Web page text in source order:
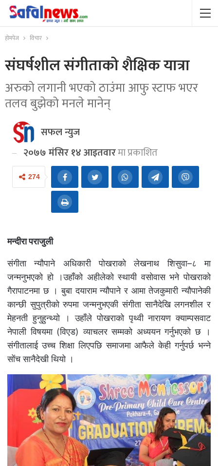
होमपेज विचार
संघर्षशील संगीताको शैक्षिक यात्रा
अरुको लगानी भएको ठाउंमा आफु स्टाफ भएर
तलव बुझेको मनले मानेन्
सफल न्युज
२०७७ मंसिर १४ आइतवारमा प्रकाशित
274
मन्दीरा पराजुली
संगीता न्यौपाने अधिकारी पोखराको लेखनाथ शिसुवा–८ मा
जन्मनुभएको हो ।उहाँको अहीलेको स्थायी वसोवास भने पोखराको
गैरापाटनमा छ । बुबा दयाराम न्यौपाने र आमा तेजकुमारी न्यौपानेकी
कान्छी सुपुत्रीको रुपमा जन्मनुभएकी संगीता सानैदेखि लगनशील र
मेहनती हुनुहुन्थ्यो । उहाँले पोखराको पृथ्वी नारायण क्याम्पसवाट
नेपाली विषयमा (विएड) व्याचलर सम्मको अध्ययन गर्नुभएको छ ।
संगीतालाई उच्च शिक्षा लिएपछि समाजमा आफैले केही गर्नुपर्छ भन्ने
सोंच सानैदेखी थियो ।